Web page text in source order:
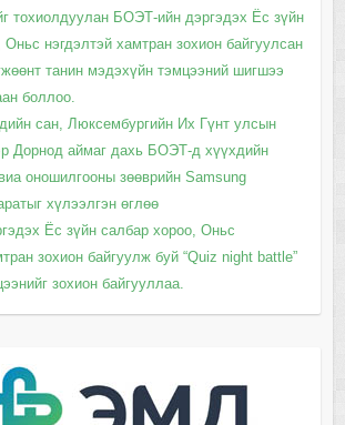
тохиолдуулан БОЭТ-ийн дэргэдэх Ёс зүйн
нэгдэлтэй хамтран зохион байгуулсан
танин мэдэхүйн тэмцээний шигшээ
боллоо.
сан, Люксембургийн Их Гүнт улсын
Дорнод аймаг дахь БОЭТ-д хүүхдийн
оношилгооны зөөврийн Samsung
хүлээлгэн өглөө
Ёс зүйн салбар хороо, Оньс
зохион байгуулж буй “Quiz night battle”
зохион байгууллаа.